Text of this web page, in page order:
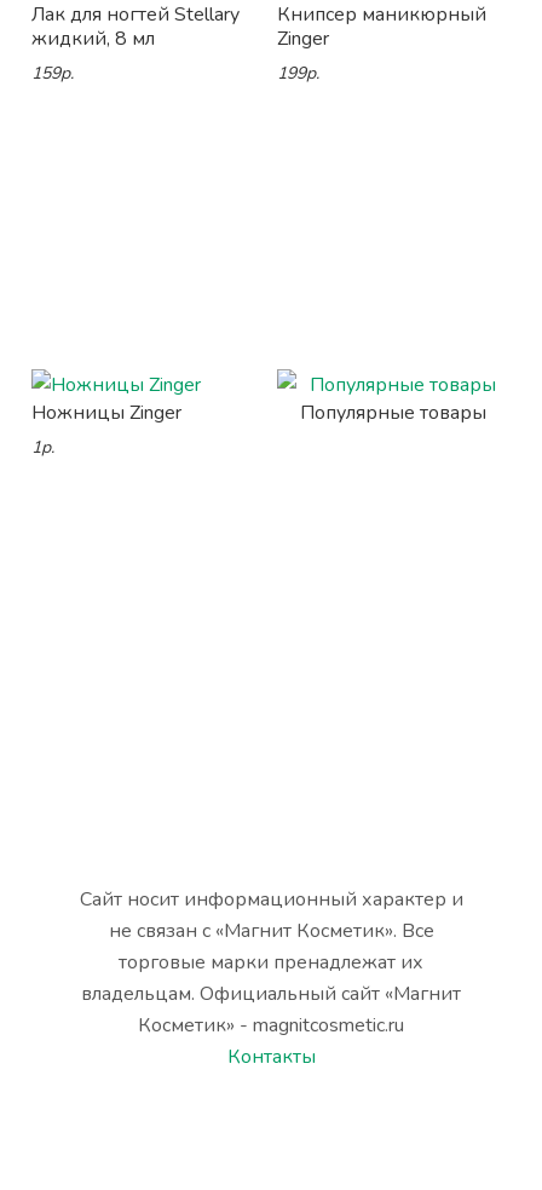
Лак для ногтей Stellary
жидкий, 8 мл
159р.
Книпсер маникюрный
Zinger
199р.
Ножницы Zinger
1р.
Популярные товары
Сайт носит информационный характер и
не связан с «Магнит Косметик». Все
торговые марки пренадлежат их
владельцам. Официальный сайт «Магнит
Косметик» - magnitcosmetic.ru
Контакты